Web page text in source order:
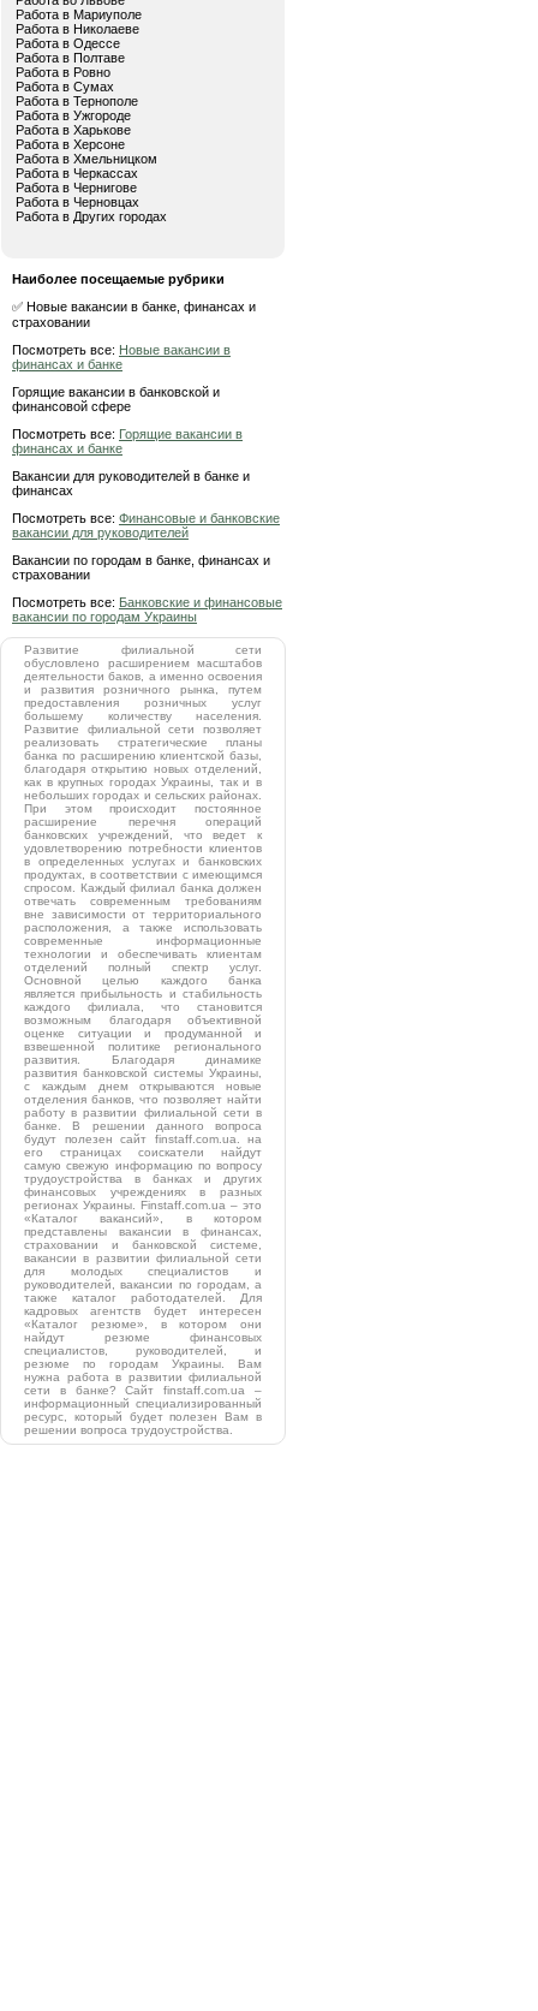
Работа в Мариуполе
Работа в Николаеве
Работа в Одессе
Работа в Полтаве
Работа в Ровно
Работа в Сумах
Работа в Тернополе
Работа в Ужгороде
Работа в Харькове
Работа в Херсоне
Работа в Хмельницком
Работа в Черкассах
Работа в Чернигове
Работа в Черновцах
Работа в Других городах
Наиболее посещаемые рубрики
✅ Новые вакансии в банке, финансах и
страховании
Посмотреть все: Новые вакансии в
финансах и банке
Горящие вакансии в банковской и
финансовой сфере
Посмотреть все: Горящие вакансии в
финансах и банке
Вакансии для руководителей в банке и
финансах
Посмотреть все: Финансовые и банковские
вакансии для руководителей
Вакансии по городам в банке, финансах и
страховании
Посмотреть все: Банковские и финансовые
вакансии по городам Украины
Развитие филиальной сети
обусловлено расширением масштабов
деятельности баков, а именно освоения
и развития розничного рынка, путем
предоставления розничных услуг
большему количеству населения.
Развитие филиальной сети позволяет
реализовать стратегические планы
банка по расширению клиентской базы,
благодаря открытию новых отделений,
как в крупных городах Украины, так и в
небольших городах и сельских районах.
При этом происходит постоянное
расширение перечня операций
банковских учреждений, что ведет к
удовлетворению потребности клиентов
в определенных услугах и банковских
продуктах, в соответствии с имеющимся
спросом. Каждый филиал банка должен
отвечать современным требованиям
вне зависимости от территориального
расположения, а также использовать
современные информационные
технологии и обеспечивать клиентам
отделений полный спектр услуг.
Основной целью каждого банка
является прибыльность и стабильность
каждого филиала, что становится
возможным благодаря объективной
оценке ситуации и продуманной и
взвешенной политике регионального
развития. Благодаря динамике
развития банковской системы Украины,
с каждым днем открываются новые
отделения банков, что позволяет найти
работу в развитии филиальной сети в
банке. В решении данного вопроса
будут полезен сайт finstaff.com.ua. на
его страницах соискатели найдут
самую свежую информацию по вопросу
трудоустройства в банках и других
финансовых учреждениях в разных
регионах Украины. Finstaff.com.ua – это
«Каталог вакансий», в котором
представлены вакансии в финансах,
страховании и банковской системе,
вакансии в развитии филиальной сети
для молодых специалистов и
руководителей, вакансии по городам, а
также каталог работодателей. Для
кадровых агентств будет интересен
«Каталог резюме», в котором они
найдут резюме финансовых
специалистов, руководителей, и
резюме по городам Украины. Вам
нужна работа в развитии филиальной
сети в банке? Сайт finstaff.com.ua –
информационный специализированный
ресурс, который будет полезен Вам в
решении вопроса трудоустройства.